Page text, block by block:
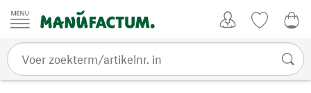
Passer au contenu